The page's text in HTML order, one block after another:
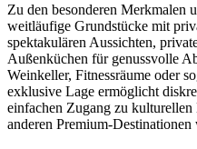
Zu den besonderen Merkmalen
weitläufige Grundstücke mit
spektakulären Aussichten,
Außenküchen für genussvolle
Weinkeller, Fitnessräume oder
exklusive Lage ermöglicht
einfachen Zugang zu
anderen Premium-Destinationen